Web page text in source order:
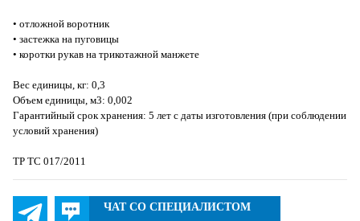
• отложной воротник
• застежка на пуговицы
• коротки рукав на трикотажной манжете
Вес единицы, кг: 0,3
Объем единицы, м3: 0,002
Гарантийный срок хранения: 5 лет с даты изготовления (при соблюдении
условий хранения)
ТР ТС 017/2011
ЧАТ СО СПЕЦИАЛИСТОМ